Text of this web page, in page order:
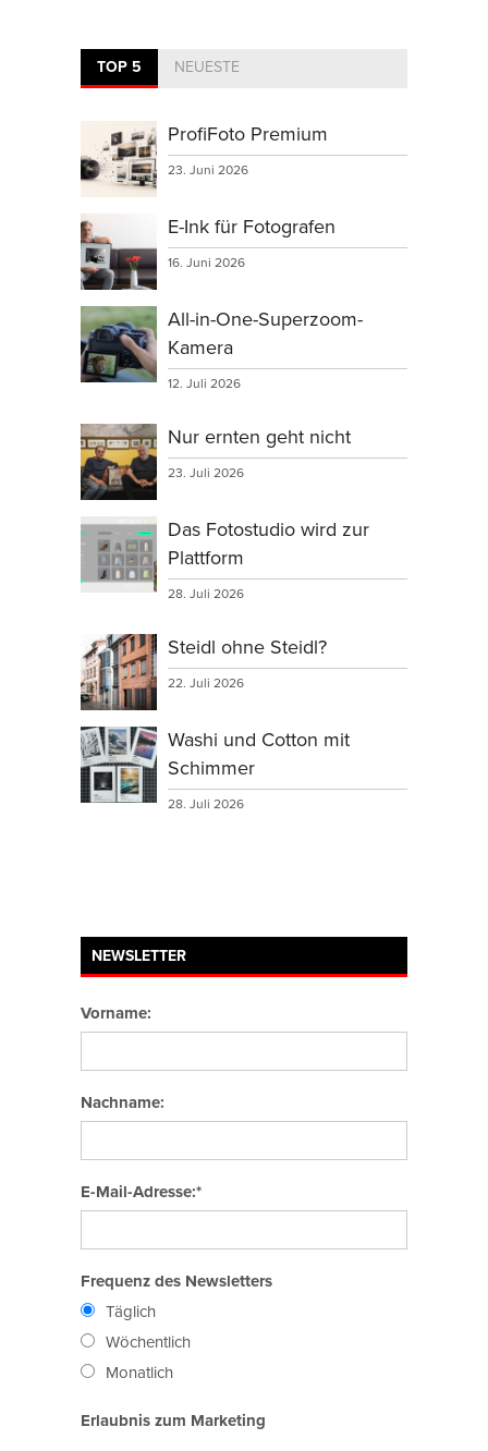
TOP 5 NEUESTE
ProfiFoto Premium
23. Juni 2026
E-Ink für Fotografen
16. Juni 2026
All-in-One-Superzoom-
Kamera
12. Juli 2026
Nur ernten geht nicht
23. Juli 2026
Das Fotostudio wird zur
Plattform
28. Juli 2026
Steidl ohne Steidl?
22. Juli 2026
Washi und Cotton mit
Schimmer
28. Juli 2026
NEWSLETTER
Vorname:
Nachname:
E-Mail-Adresse:*
Frequenz des Newsletters
Täglich
Wöchentlich
Monatlich
Erlaubnis zum Marketing